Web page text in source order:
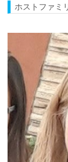
ホストファミ